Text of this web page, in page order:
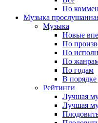
По
Музыка
Музыка
Новые
По
По
По
По годам
В порядке
Рейтинги
Лучшая
Лучшая